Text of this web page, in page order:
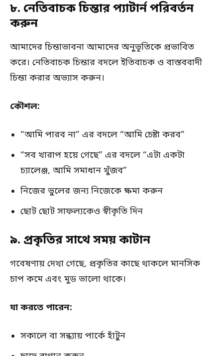
৮. নেতিবাচক চিন্তার প্যাটার্ন পরিবর্তন
করুন
আমাদের চিন্তাভাবনা আমাদের অনুভূতিকে প্রভাবিত
করে। নেতিবাচক চিন্তার বদলে ইতিবাচক ও বাস্তববাদী
চিন্তা করার অভ্যাস করুন।
কৌশল:
“আমি পারব না” এর বদলে “আমি চেষ্টা করব”
“সব খারাপ হয়ে গেছে” এর বদলে “এটা একটা
চ্যালেঞ্জ, আমি সমাধান খুঁজব”
নিজের ভুলের জন্য নিজেকে ক্ষমা করুন
ছোট ছোট সাফল্যকেও স্বীকৃতি দিন
৯. প্রকৃতির সাথে সময় কাটান
গবেষণায় দেখা গেছে, প্রকৃতির কাছে থাকলে মানসিক
চাপ কমে এবং মুড ভালো থাকে।
যা করতে পারেন:
সকালে বা সন্ধ্যায় পার্কে হাঁটুন